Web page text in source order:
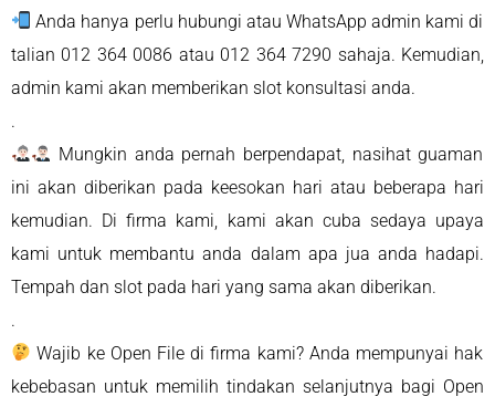
Anda hanya perlu hubungi atau WhatsApp admin kami di
talian 012 364 0086 atau 012 364 7290 sahaja. Kemudian,
admin kami akan memberikan slot konsultasi anda.
.
Mungkin anda pernah berpendapat, nasihat guaman
ini akan diberikan pada keesokan hari atau beberapa hari
kemudian. Di firma kami, kami akan cuba sedaya upaya
kami untuk membantu anda dalam apa jua anda hadapi.
Tempah dan slot pada hari yang sama akan diberikan.
.
Wajib ke Open File di firma kami? Anda mempunyai hak
kebebasan untuk memilih tindakan selanjutnya bagi Open